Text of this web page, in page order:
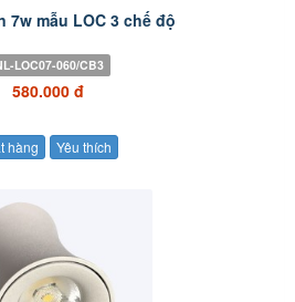
7w mẫu LOC 3 chế độ
LOC07-060/CB3
580.000 đ
hàng Yêu thích